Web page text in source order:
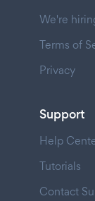
We're
Terms of
Privacy
Support
Help
Tutorials
Contact